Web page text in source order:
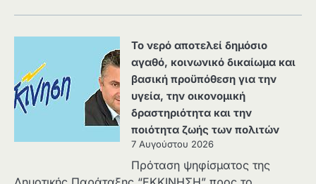
Το νερό αποτελεί δημόσιο
αγαθό, κοινωνικό δικαίωμα και
βασική προϋπόθεση για την
υγεία, την οικονομική
δραστηριότητα και την
ποιότητα ζωής των πολιτών
7 Αυγούστου 2026
Πρόταση ψηφίσματος της